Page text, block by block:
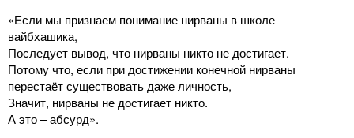
«Если мы признаем понимание нирваны в школе
вайбхашика,
Последует вывод, что нирваны никто не достигает.
Потому что, если при достижении конечной нирваны
перестаёт существовать даже личность,
Значит, нирваны не достигает никто.
А это – абсурд».